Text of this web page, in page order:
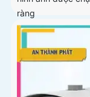
ràng